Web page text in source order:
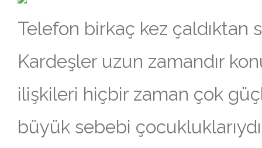
Telefon birkaç kez çaldıktan
Kardeşler uzun zamandır
ilişkileri hiçbir zaman çok
büyük sebebi